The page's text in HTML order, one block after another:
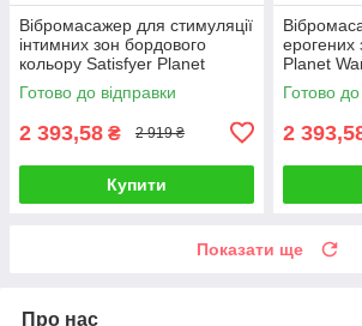
Вібромасажер для стимуляції
інтимних зон бордового
кольору Satisfyer Planet
Wand-er Talla
Готово до відправки
2 393,58 ₴ 2 919 ₴
Купити
ерогених
Planet
Готово до
2
Показати ще
Про нас